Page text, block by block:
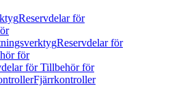
Reservdelar för
Reservdelar för
för
för Tillbehör för
Fjärrkontroller